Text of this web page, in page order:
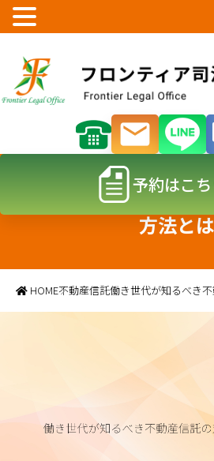
予約はこ
働き世代が知るべき不
方法とは
HOME不動産信託働き世代が知るべき